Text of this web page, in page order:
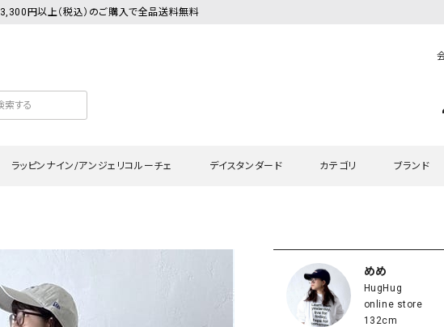
3,300円以上（税込）のご購入で全品送料無料
ラッピンナイン/アンジェリコルーチェ
チュニック
デイスタンダード
カーディガン・ベスト チュニック
カテゴリ
ワンピース・チュニック
サロペット・オーバーオール
ブランド
ラッピンナイン/アンジェリ
hagumu（ハグム）
her.（ハードット）
めめ
HugHug
online store
132cm